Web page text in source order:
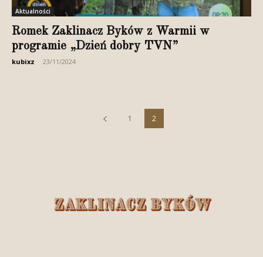
Aktualności
Romek Zaklinacz Byków z Warmii w
programie „Dzień dobry TVN”
kubixz 23/11/2024
1 2